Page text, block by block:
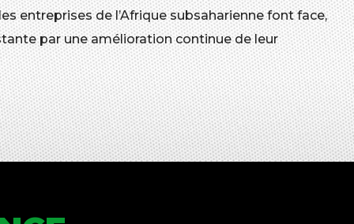
entreprises de l’Afrique subsaharienne font face,
par une amélioration continue de leur